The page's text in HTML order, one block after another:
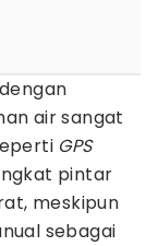
air sangat
GPS
pintar
meskipun
sebagai